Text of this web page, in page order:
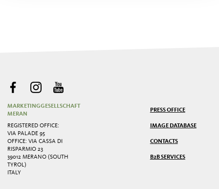
MARKETINGGESELLSCHAFT
MERAN
REGISTERED OFFICE:
VIA PALADE 95
OFFICE: VIA CASSA DI
RISPARMIO 23
39012 MERANO (SOUTH
TYROL)
ITALY
PRESS OFFICE
IMAGE DATABASE
CONTACTS
B2B SERVICES